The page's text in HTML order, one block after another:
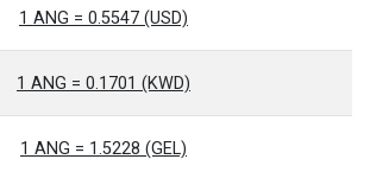
1 ANG = 0.5547 (USD)
1 ANG = 0.1701 (KWD)
1 ANG = 1.5228 (GEL)